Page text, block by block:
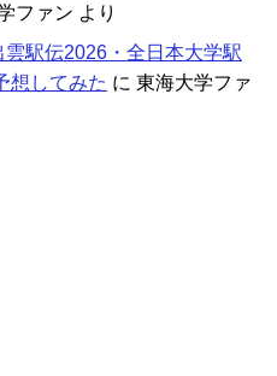
ファン より
雲駅伝2026・全日本大学駅
想してみた に 東海大学ファ